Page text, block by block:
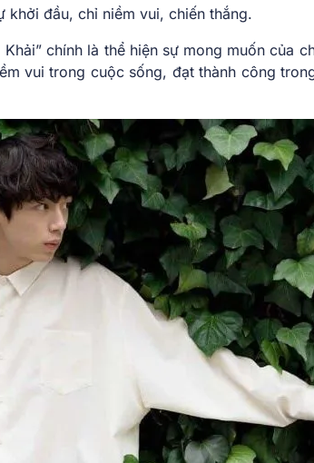
khởi đầu, chỉ niềm vui, chiến thắng.
Khải” chính là thể hiện sự mong muốn của
vui trong cuộc sống, đạt thành công